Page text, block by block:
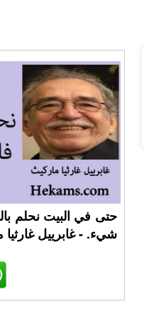
حتى في البيت نحلم
شيء. - غابرييل غارثيا